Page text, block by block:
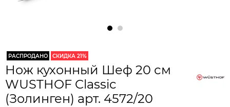
РАСПРОДАНО СКИДКА 21%
Нож кухонный Шеф 20 см
WUSTHOF Classic
(Золинген) арт. 4572/20